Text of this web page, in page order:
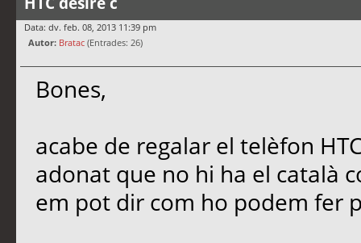
Data: dv. feb. 08, 2013 11:39 pm
Autor: Bratac (Entrades: 26)
Bones,
acabe de regalar el telèfon
adonat que no hi ha el català
em pot dir com ho podem fer